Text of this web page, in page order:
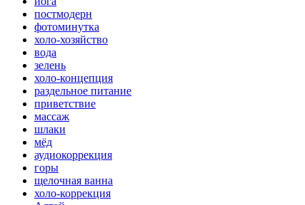
постмодерн
фотоминутка
холо-хозяйство
вода
зелень
холо-концепция
раздельное питание
приветствие
массаж
шлаки
мёд
аудиокоррекция
горы
щелочная ванна
холо-коррекция